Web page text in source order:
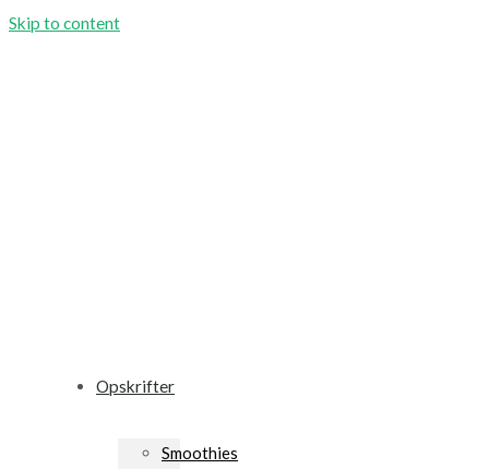
Skip to content
Opskrifter
Smoothies